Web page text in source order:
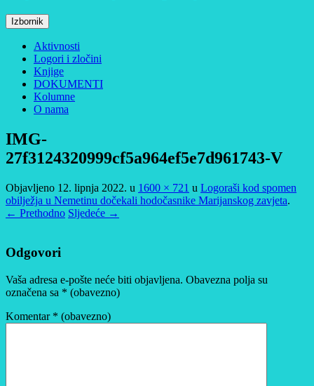
Izbornik
Aktivnosti
Logori i zločini
Knjige
DOKUMENTI
Kolumne
O nama
IMG-
27f3124320999cf5a964ef5e7d961743-V
Objavljeno 12. lipnja 2022. u 1600 × 721 u Logoraši kod spomen
obilježja u Nemetinu dočekali hodočasnike Marijanskog zavjeta.
← Prethodno Sljedeće →
Odgovori
Vaša adresa e-pošte neće biti objavljena. Obavezna polja su
označena sa * (obavezno)
Komentar * (obavezno)